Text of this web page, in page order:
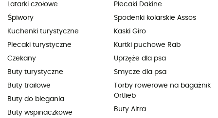
Latarki czołowe
Śpiwory
Kuchenki turystyczne
Plecaki turystyczne
Czekany
Buty turystyczne
Buty trailowe
Buty do biegania
Buty wspinaczkowe
Plecaki Dakine
Spodenki kolarskie Assos
Kaski Giro
Kurtki puchowe Rab
Uprzęże dla psa
Smycze dla psa
Torby rowerowe na bagażnik
Ortlieb
Buty Altra